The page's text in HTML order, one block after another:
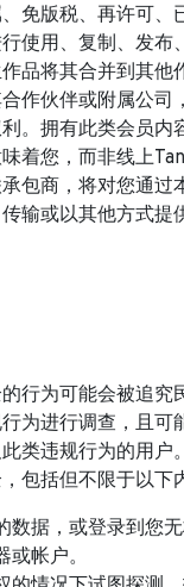
免版税、再许可、
使用、复制、发布
品将其合并到其他
作伙伴或附属公司
。拥有此类会员内
着您，而非线上
包商，将对您通过
输或以其他方式提
行为可能会被追究
为进行调查，且可
类违规行为的用户
包括但不限于以下
数据，或登录到您
帐户。